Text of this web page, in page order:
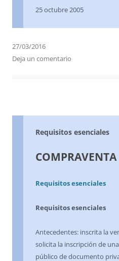
25 octubre 2005
27/03/2016
Deja un comentario
Requisitos esenciales
COMPRAVENTA
Requisitos esenciales
Requisitos esenciales
Antecedentes: inscrita la
solicita la inscripción de
público de documento